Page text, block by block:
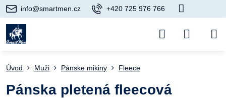
info@smartmen.cz +420 725 976 766
Úvod Muži Pánske mikiny Fleece
Pánska pletená fleecová